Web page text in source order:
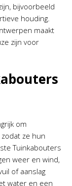
bijvoorbeeld
houding.
maakt
zijn voor
om
ze hun
Tuinkabouters
weer en wind,
of aanslag
water en een